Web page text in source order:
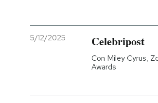
5/12/2025 Celebripost
Con Miley Cyrus,
Awards